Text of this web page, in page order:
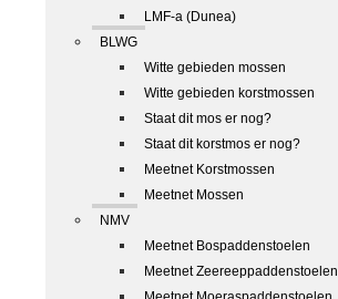
LMF-a (Dunea)
BLWG
Witte gebieden mossen
Witte gebieden korstmossen
Staat dit mos er nog?
Staat dit korstmos er nog?
Meetnet Korstmossen
Meetnet Mossen
NMV
Meetnet Bospaddenstoelen
Meetnet Zeereeppaddenstoelen